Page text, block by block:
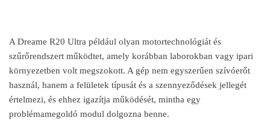
A Dreame R20 Ultra például olyan motortechnológiát és
szűrőrendszert működtet, amely korábban laborokban vagy ipari
környezetben volt megszokott. A gép nem egyszerűen szívóerőt
használ, hanem a felületek típusát és a szennyeződések jellegét
értelmezi, és ehhez igazítja működését, mintha egy
problémamegoldó modul dolgozna benne.